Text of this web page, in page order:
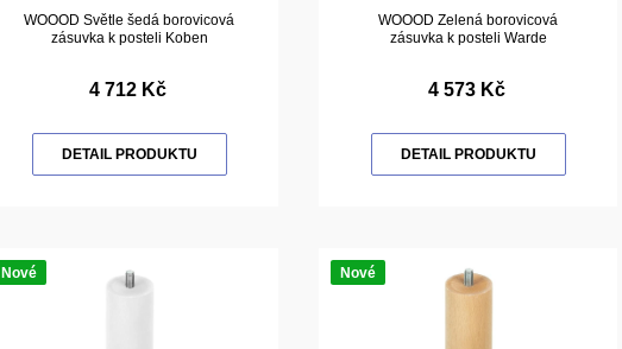
WOOOD Světle šedá borovicová
zásuvka k posteli Koben
4 712 Kč
DETAIL PRODUKTU
WOOOD Zelená borovicová
zásuvka k posteli Warde
4 573 Kč
DETAIL PRODUKTU
Nové Nové